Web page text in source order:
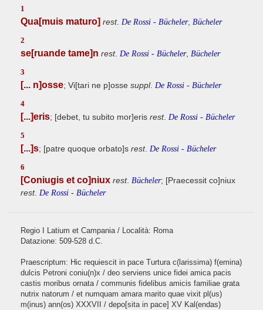
1
Qua[muis maturo] rest. De Rossi - Bücheler, Bücheler
2
se[ruande tame]n rest. De Rossi - Bücheler, Bücheler
3
[... n]osse; Vi[tari ne p]osse suppl. De Rossi - Bücheler
4
[...]eris; [debet, tu subito mor]eris rest. De Rossi - Bücheler
5
[...]s; [patre quoque orbato]s rest. De Rossi - Bücheler
6
[Coniugis et co]niux rest. Bücheler; [Praecessit co]niux
rest. De Rossi - Bücheler
Regio I Latium et Campania / Località: Roma
Datazione: 509-528 d.C.
Praescriptum: Hic requiescit in pace Turtura c(larissima) f(emina)
dulcis Petroni coniu(n)x / deo serviens unice fidei amica pacis
castis moribus ornata / communis fidelibus amicis familiae grata
nutrix natorum / et numquam amara marito quae vixit pl(us)
m(inus) ann(os) XXXVII / depo[sita in pace] XV Kal(endas)